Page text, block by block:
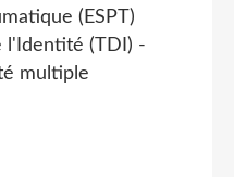
(ESPT)
l'Identité (TDI) -
multiple